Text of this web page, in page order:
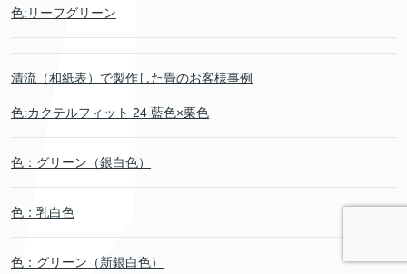
色:リーフグリーン
清流（和紙表）で製作した畳のお客様事例
色:カクテルフィット 24 藍色×栗色
色：グリーン（銀白色）
色：乳白色
色：グリーン（新銀白色）